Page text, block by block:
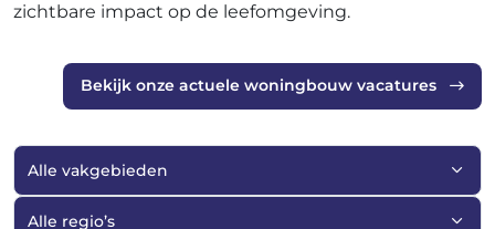
zichtbare impact op de leefomgeving.
Bekijk onze actuele woningbouw vacatures
Filter op vakgebied
Filter op regio